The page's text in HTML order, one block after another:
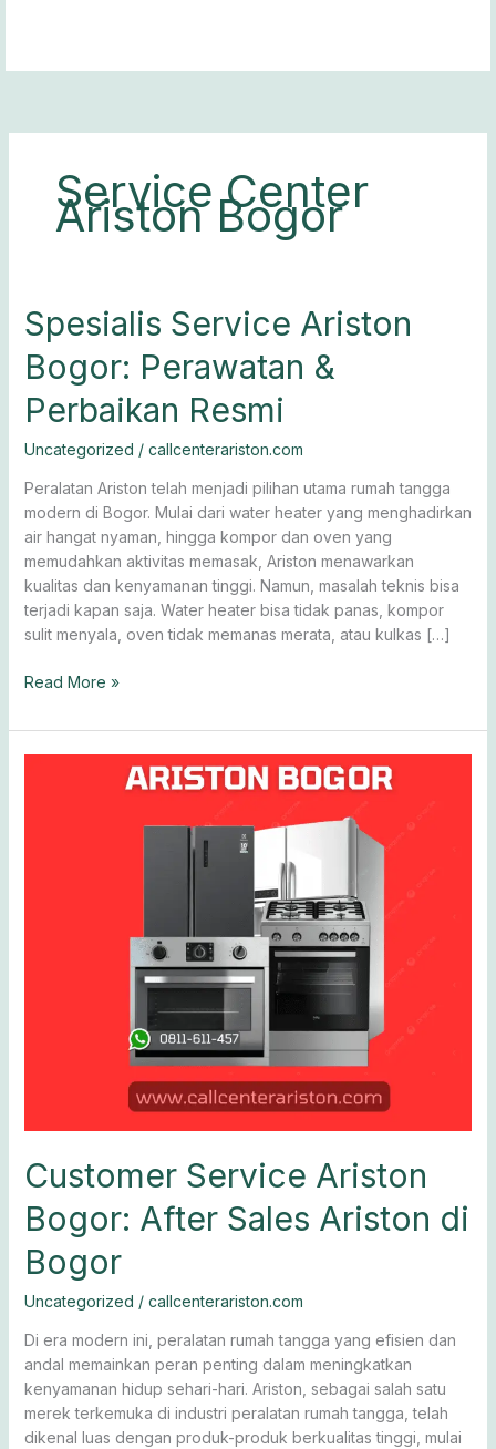
Service Center
Ariston Bogor
Spesialis Service Ariston
Bogor: Perawatan &
Perbaikan Resmi
Uncategorized / callcenterariston.com
Peralatan Ariston telah menjadi pilihan utama rumah tangga
modern di Bogor. Mulai dari water heater yang menghadirkan
air hangat nyaman, hingga kompor dan oven yang
memudahkan aktivitas memasak, Ariston menawarkan
kualitas dan kenyamanan tinggi. Namun, masalah teknis bisa
terjadi kapan saja. Water heater bisa tidak panas, kompor
sulit menyala, oven tidak memanas merata, atau kulkas […]
Spesialis
Service
Ariston
Bogor:
Perawatan
Perbaikan
Resmi
Read More »
Customer Service Ariston
Bogor: After Sales Ariston di
Bogor
Uncategorized / callcenterariston.com
Di era modern ini, peralatan rumah tangga yang efisien dan
andal memainkan peran penting dalam meningkatkan
kenyamanan hidup sehari-hari. Ariston, sebagai salah satu
merek terkemuka di industri peralatan rumah tangga, telah
dikenal luas dengan produk-produk berkualitas tinggi, mulai